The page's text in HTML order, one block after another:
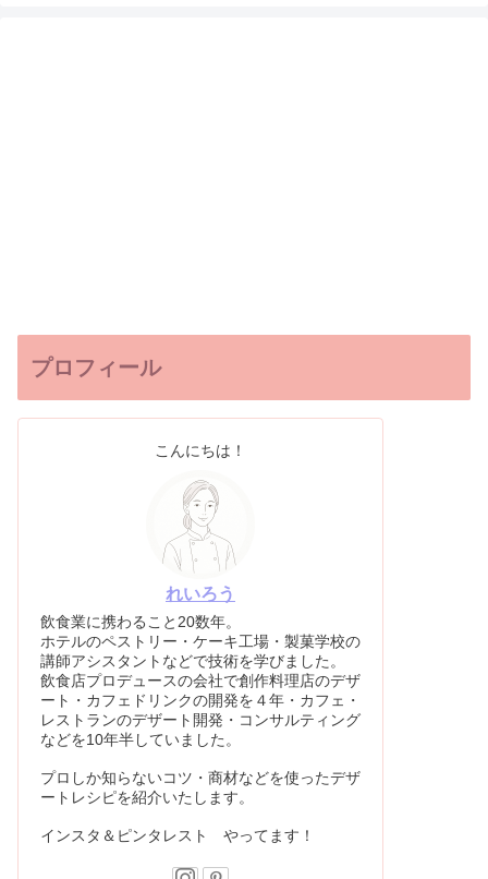
プロフィール
こんにちは！
れいろう
飲食業に携わること20数年。
ホテルのペストリー・ケーキ工場・製菓学校の
講師アシスタントなどで技術を学びました。
飲食店プロデュースの会社で創作料理店のデザ
ート・カフェドリンクの開発を４年・カフェ・
レストランのデザート開発・コンサルティング
などを10年半していました。
プロしか知らないコツ・商材などを使ったデザ
ートレシピを紹介いたします。
インスタ＆ピンタレスト やってます！